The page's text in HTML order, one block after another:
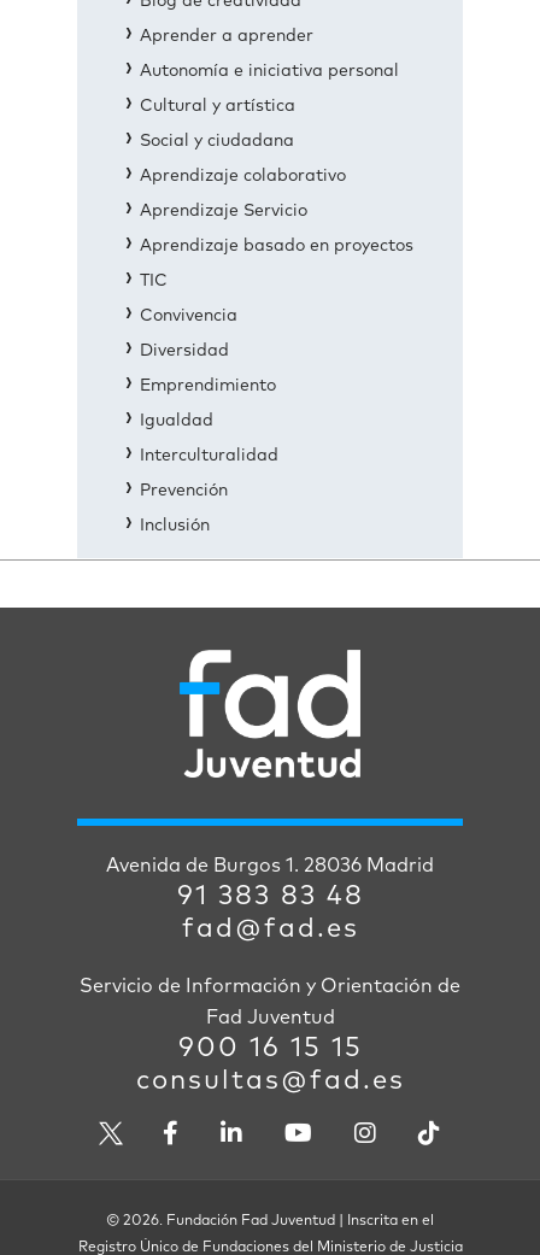
Aprender a aprender
Autonomía e iniciativa personal
Cultural y artística
Social y ciudadana
Aprendizaje colaborativo
Aprendizaje Servicio
Aprendizaje basado en proyectos
TIC
Convivencia
Diversidad
Emprendimiento
Igualdad
Interculturalidad
Prevención
Inclusión
Avenida de Burgos 1. 28036 Madrid
91 383 83 48
fad@fad.es
Servicio de Información y Orientación de
Fad Juventud
900 16 15 15
consultas@fad.es
© 2026. Fundación Fad Juventud | Inscrita en el
Registro Único de Fundaciones del Ministerio de Justicia